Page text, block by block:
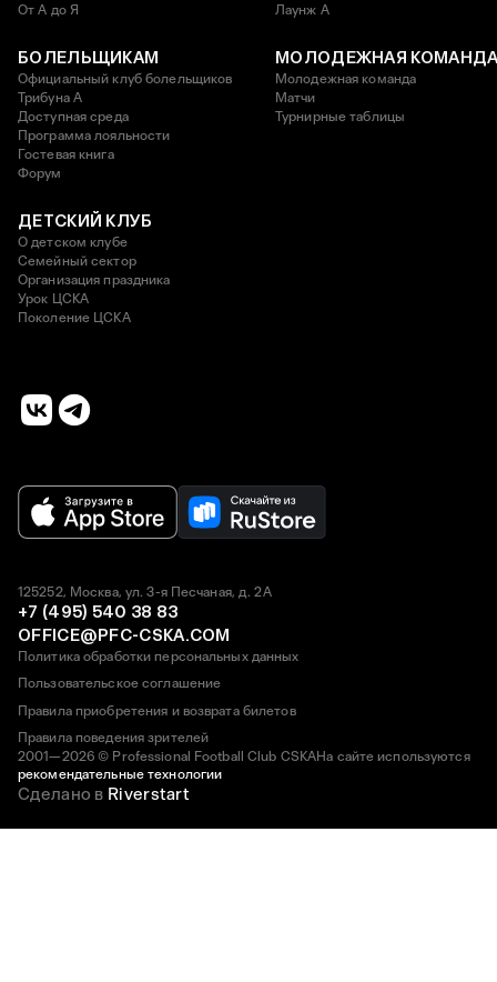
От А до Я
Лаунж A
БОЛЕЛЬЩИКАМ
Официальный клуб болельщиков
Трибуна А
Доступная среда
Программа лояльности
Гостевая книга
Форум
МОЛОДЕЖНАЯ
Молодежная команда
Матчи
Турнирные таблицы
ДЕТСКИЙ КЛУБ
О детском клубе
Семейный сектор
Организация праздника
Урок ЦСКА
Поколение ЦСКА
2001—2026 © Professional Football Club CSKAНа сайте используются
рекомендательные технологии
125252, Москва, ул. 3-я Песчаная, д. 2А
+7 (495) 540 38 83
OFFICE@PFC-CSKA.COM
Политика обработки персональных данных
Пользовательское соглашение
Правила приобретения и возврата билетов
Правила поведения зрителей
Сделано в Riverstart